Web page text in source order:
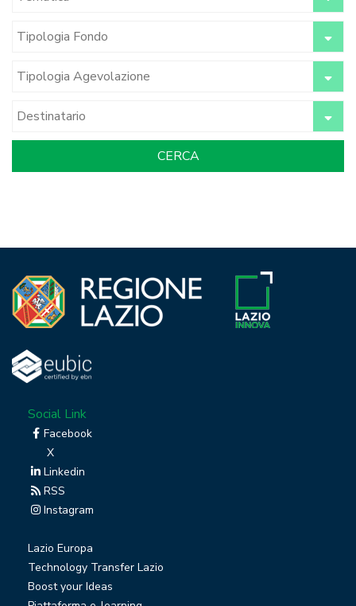
Social Link
Facebook
X
Linkedin
RSS
Instagram
Lazio Europa
Technology Transfer Lazio
Boost your Ideas